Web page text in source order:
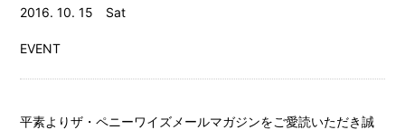
2016. 10. 15 Sat
EVENT
平素よりザ・ペニーワイズメールマガジンをご愛読いただき誠